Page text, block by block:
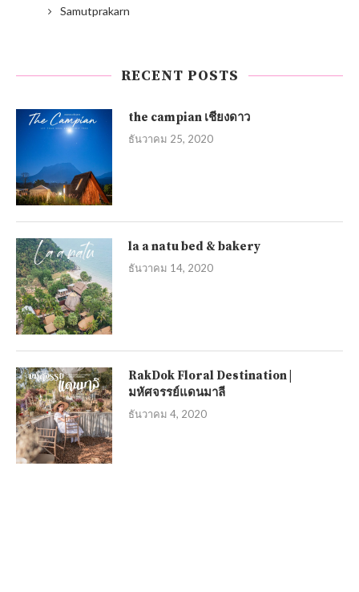
Samutprakarn
RECENT POSTS
the campian เชียงดาว
ธันวาคม 25, 2020
la a natu bed & bakery
ธันวาคม 14, 2020
RakDok Floral Destination |
มหัศจรรย์แดนมาลี
ธันวาคม 4, 2020